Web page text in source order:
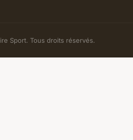
Sport. Tous droits réservés.